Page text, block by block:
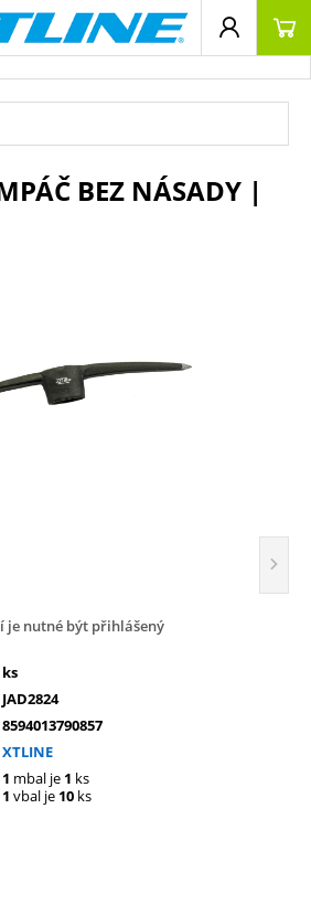
BEZ NÁSADY |
je nutné být přihlášený
ks
JAD2824
8594013790857
XTLINE
1 mbal je 1 ks
1 vbal je 10 ks